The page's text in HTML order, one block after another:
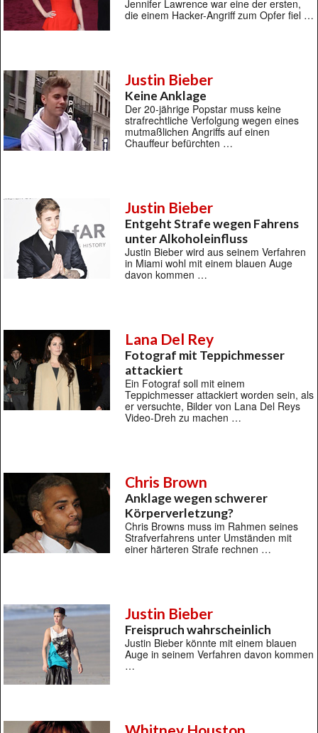
Jennifer Lawrence war eine der ersten,
die einem Hacker-Angriff zum Opfer fiel …
Justin Bieber
Keine Anklage
Der 20-jährige Popstar muss keine
strafrechtliche Verfolgung wegen eines
mutmaßlichen Angriffs auf einen
Chauffeur befürchten …
Justin Bieber
Entgeht Strafe wegen Fahrens
unter Alkoholeinfluss
Justin Bieber wird aus seinem Verfahren
in Miami wohl mit einem blauen Auge
davon kommen …
Lana Del Rey
Fotograf mit Teppichmesser
attackiert
Ein Fotograf soll mit einem
Teppichmesser attackiert worden sein, als
er versuchte, Bilder von Lana Del Reys
Video-Dreh zu machen …
Chris Brown
Anklage wegen schwerer
Körperverletzung?
Chris Browns muss im Rahmen seines
Strafverfahrens unter Umständen mit
einer härteren Strafe rechnen …
Justin Bieber
Freispruch wahrscheinlich
Justin Bieber könnte mit einem blauen
Auge in seinem Verfahren davon kommen
…